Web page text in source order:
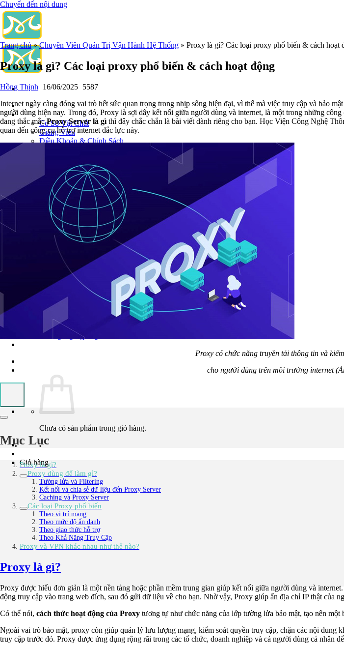
Chuyển đến nội dung
Trang Chủ
Giới Thiệu
Cơ Sở Vật Chất
Giảng Viên
Điều Khoản & Chính Sách
Chuyên Viên Quản Trị Vận Hành Hệ Thống
An Ninh Mạng (Network Security)
Chuyên Viên Quản Trị Hệ Thống & An Ninh Mạng
Quản trị Vận Hành Microsoft Azure
Quản Trị Hệ Thống LINUX
Học Phân Tích Dữ Liệu
Phân Tích Dữ Liệu (Data Analyst)
Quản Trị Dữ Liệu (Data System)
Trực Quan Hóa Dữ Liệu (Data Visualization)
Học Lập Trình (Full Stack)
Chuyên Viên Lập Trình (Full Stack)
Chuyên Viên Lập Trình Website (Full Stack)
Chuyên Viên Lập Trình Mobile (Full Stack)
Lập Trình Cho Trẻ Em
Software Testing
Tin Học Ứng Dụng
Lịch Khai Giảng
Tin Tức
Hoạt Động
Kiến Thức & Kỹ Năng
Hướng Nghiệp Ngành CNTT
Chưa có sản phẩm trong giỏ hàng.
Giỏ hàng
Trang chủ » Chuyên Viên Quản Trị Vận Hành Hệ Thống » Proxy là gì? Các loại proxy phổ biến & cách hoạt
Proxy là gì? Các loại proxy phổ biến & cách hoạt động
Hồng Thịnh 16/06/2025 5587
Internet ngày càng đóng vai trò hết sức quan trọng trong nhịp sống hiện đại, vì thế mà việc truy cập và bảo
người dùng hiện nay. Trong đó, Proxy là sợi dây kết nối giữa người dùng và internet, là một trong những
đang thắc mắcProxy Server là gì thì đây chắc chắn là bài viết dành riêng cho bạn. Học Viện Công Nghệ
quan đến công cụ hỗ trợ internet đắc lực này.
Proxy có chức năng truyền tải thông tin và
cho người dùng trên môi trường internet
Mục Lục
Proxy là gì?
Proxy dùng để làm gì?
Tường lửa và Filtering
Kết nối và chia sẻ dữ liệu đến Proxy Server
Caching và Proxy Server
Các loại Proxy phổ biến
Theo vị trí mạng
Theo mức độ ẩn danh
Theo giao thức hỗ trợ
Theo Khả Năng Truy Cập
Proxy và VPN khác nhau như thế nào?
Proxy là gì?
Proxy được hiểu đơn giản là một nền tảng hoặc phần mềm trung gian giúp kết nối giữa người dùng và
động truy cập vào trang web đích, sau đó gửi dữ liệu về cho bạn. Nhờ vậy, Proxy giúp ẩn địa chỉ IP thật của
Có thể nói, cách thức hoạt động của Proxy tương tự như chức năng của lớp tường lửa bảo mật, tạo nên
Ngoài vai trò bảo mật, proxy còn giúp quản lý lưu lượng mạng, kiểm soát quyền truy cập, chặn các nội dung
truy cập trước đó. Proxy được ứng dụng rộng rãi trong các tổ chức, doanh nghiệp và cả người dùng cá nhân